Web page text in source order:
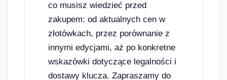
co musisz wiedzieć przed
zakupem: od aktualnych cen w
złotówkach, przez porównanie z
innymi edycjami, aż po konkretne
wskazówki dotyczące legalności i
dostawy klucza. Zapraszamy do